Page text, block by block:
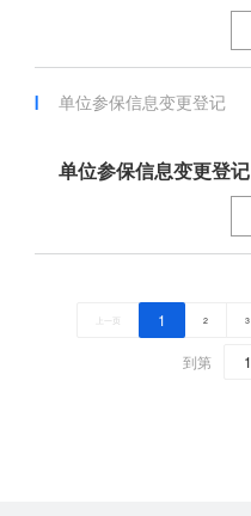
单位参保信息变更登记
单位参保信息变更登记
上一页 1 2 3
到第